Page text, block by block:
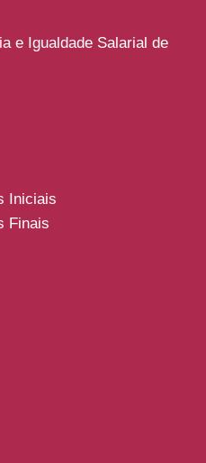
e Igualdade Salarial de
Iniciais
Finais